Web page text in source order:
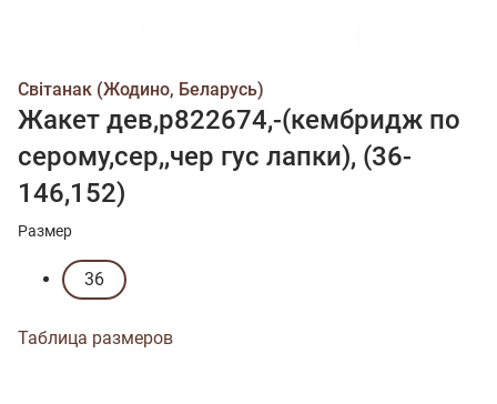
Свiтанак (Жодино, Беларусь)
Жакет дев,р822674,-(кембридж по
серому,сер,,чер гус лапки), (36-
146,152)
Размер
36
Таблица размеров